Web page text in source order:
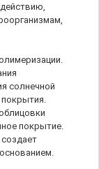
солнечной
покрытия.
покрытие.